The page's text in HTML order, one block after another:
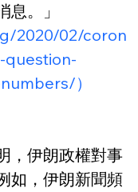
。」
2020/02/coron
question-
）
，伊朗政權對事
如，伊朗新聞頻